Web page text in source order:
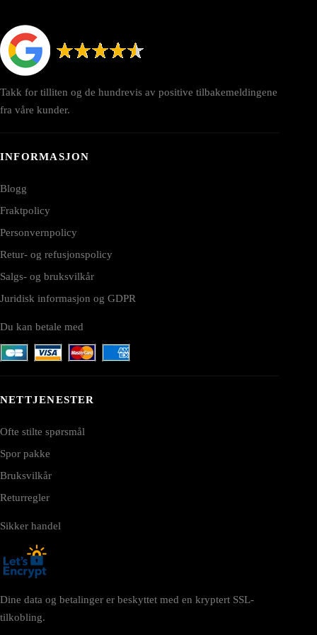
Takk for tilliten og de hundrevis av positive tilbakemeldingene
fra våre kunder.
INFORMASJON
Blogg
Fraktpolicy
Personvernpolicy
Retur- og refusjonspolicy
Salgs- og bruksvilkår
Juridisk informasjon og GDPR
Du kan betale med
NETTJENESTER
Ofte stilte spørsmål
Spor pakke
Bruksvilkår
Returregler
Sikker handel
Dine data og betalinger er beskyttet med en kryptert SSL-
tilkobling.